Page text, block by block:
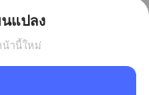
แปลง
น้านี้ใหม่